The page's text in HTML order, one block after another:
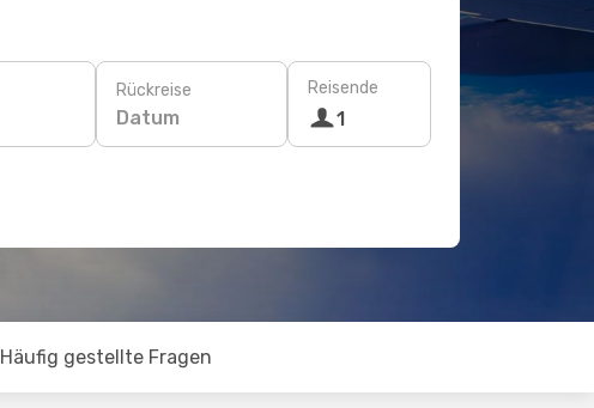
Rückreise
Datum
Reisende
1
Häufig gestellte Fragen